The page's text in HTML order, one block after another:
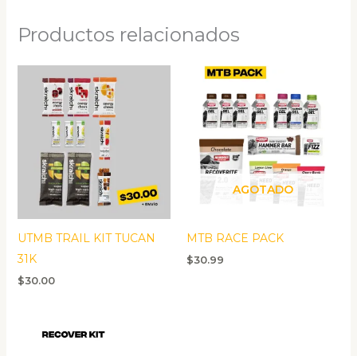
Productos relacionados
UTMB TRAIL KIT TUCAN
31K
$30.00
AGOTADO
MTB RACE PACK
$30.99